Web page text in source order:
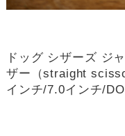
ドッグ シザーズ ジ
ザー（straight
インチ/7.0インチ/